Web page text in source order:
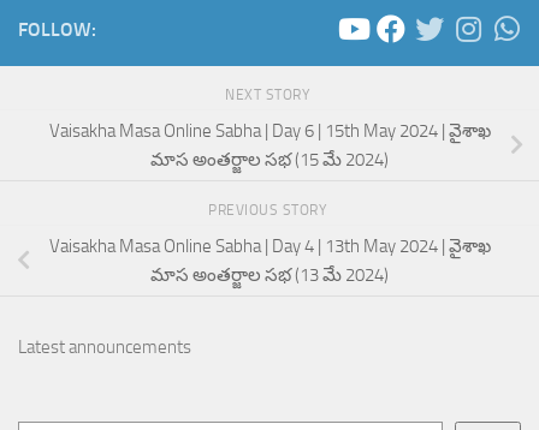
FOLLOW:
NEXT STORY
Vaisakha Masa Online Sabha | Day 6 | 15th May 2024 | వైశాఖ
మాస అంతర్జాల సభ (15 మే 2024)
PREVIOUS STORY
Vaisakha Masa Online Sabha | Day 4 | 13th May 2024 | వైశాఖ
మాస అంతర్జాల సభ (13 మే 2024)
Latest announcements